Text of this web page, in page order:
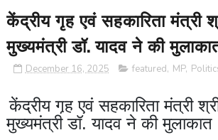
केंद्रीय गृह एवं सहकारिता मंत्री
मुख्यमंत्री डॉ. यादव ने की
December 16, 2025 featured, MP,
केंद्रीय गृह एवं सहकारिता मंत्री
मुख्यमंत्री डॉ. यादव ने की मुलाकात